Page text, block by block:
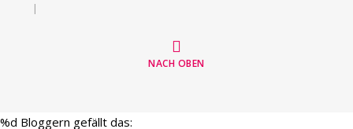
NACH OBEN
%d Bloggern gefällt das: